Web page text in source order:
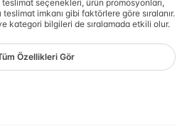
teslimat seçenekleri, ürün promosyonları,
imkanı gibi faktörlere göre sıralanır.
kategori bilgileri de sıralamada etkili olur.
Özellikleri Gör